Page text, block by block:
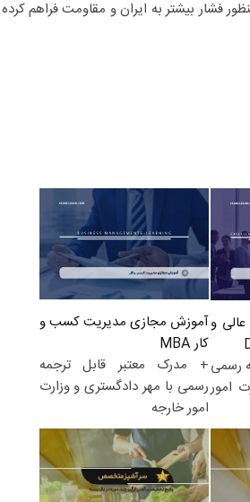
فشار بیشتر به ایران و مقاومت فراهم کرده
و
رسمی
امور
آموزش مجازی مدیریت کسب و
کار MBA
+ مدرک معتبر قابل ترجمه
رسمی با مهر دادگستری و وزارت
امور خارجه